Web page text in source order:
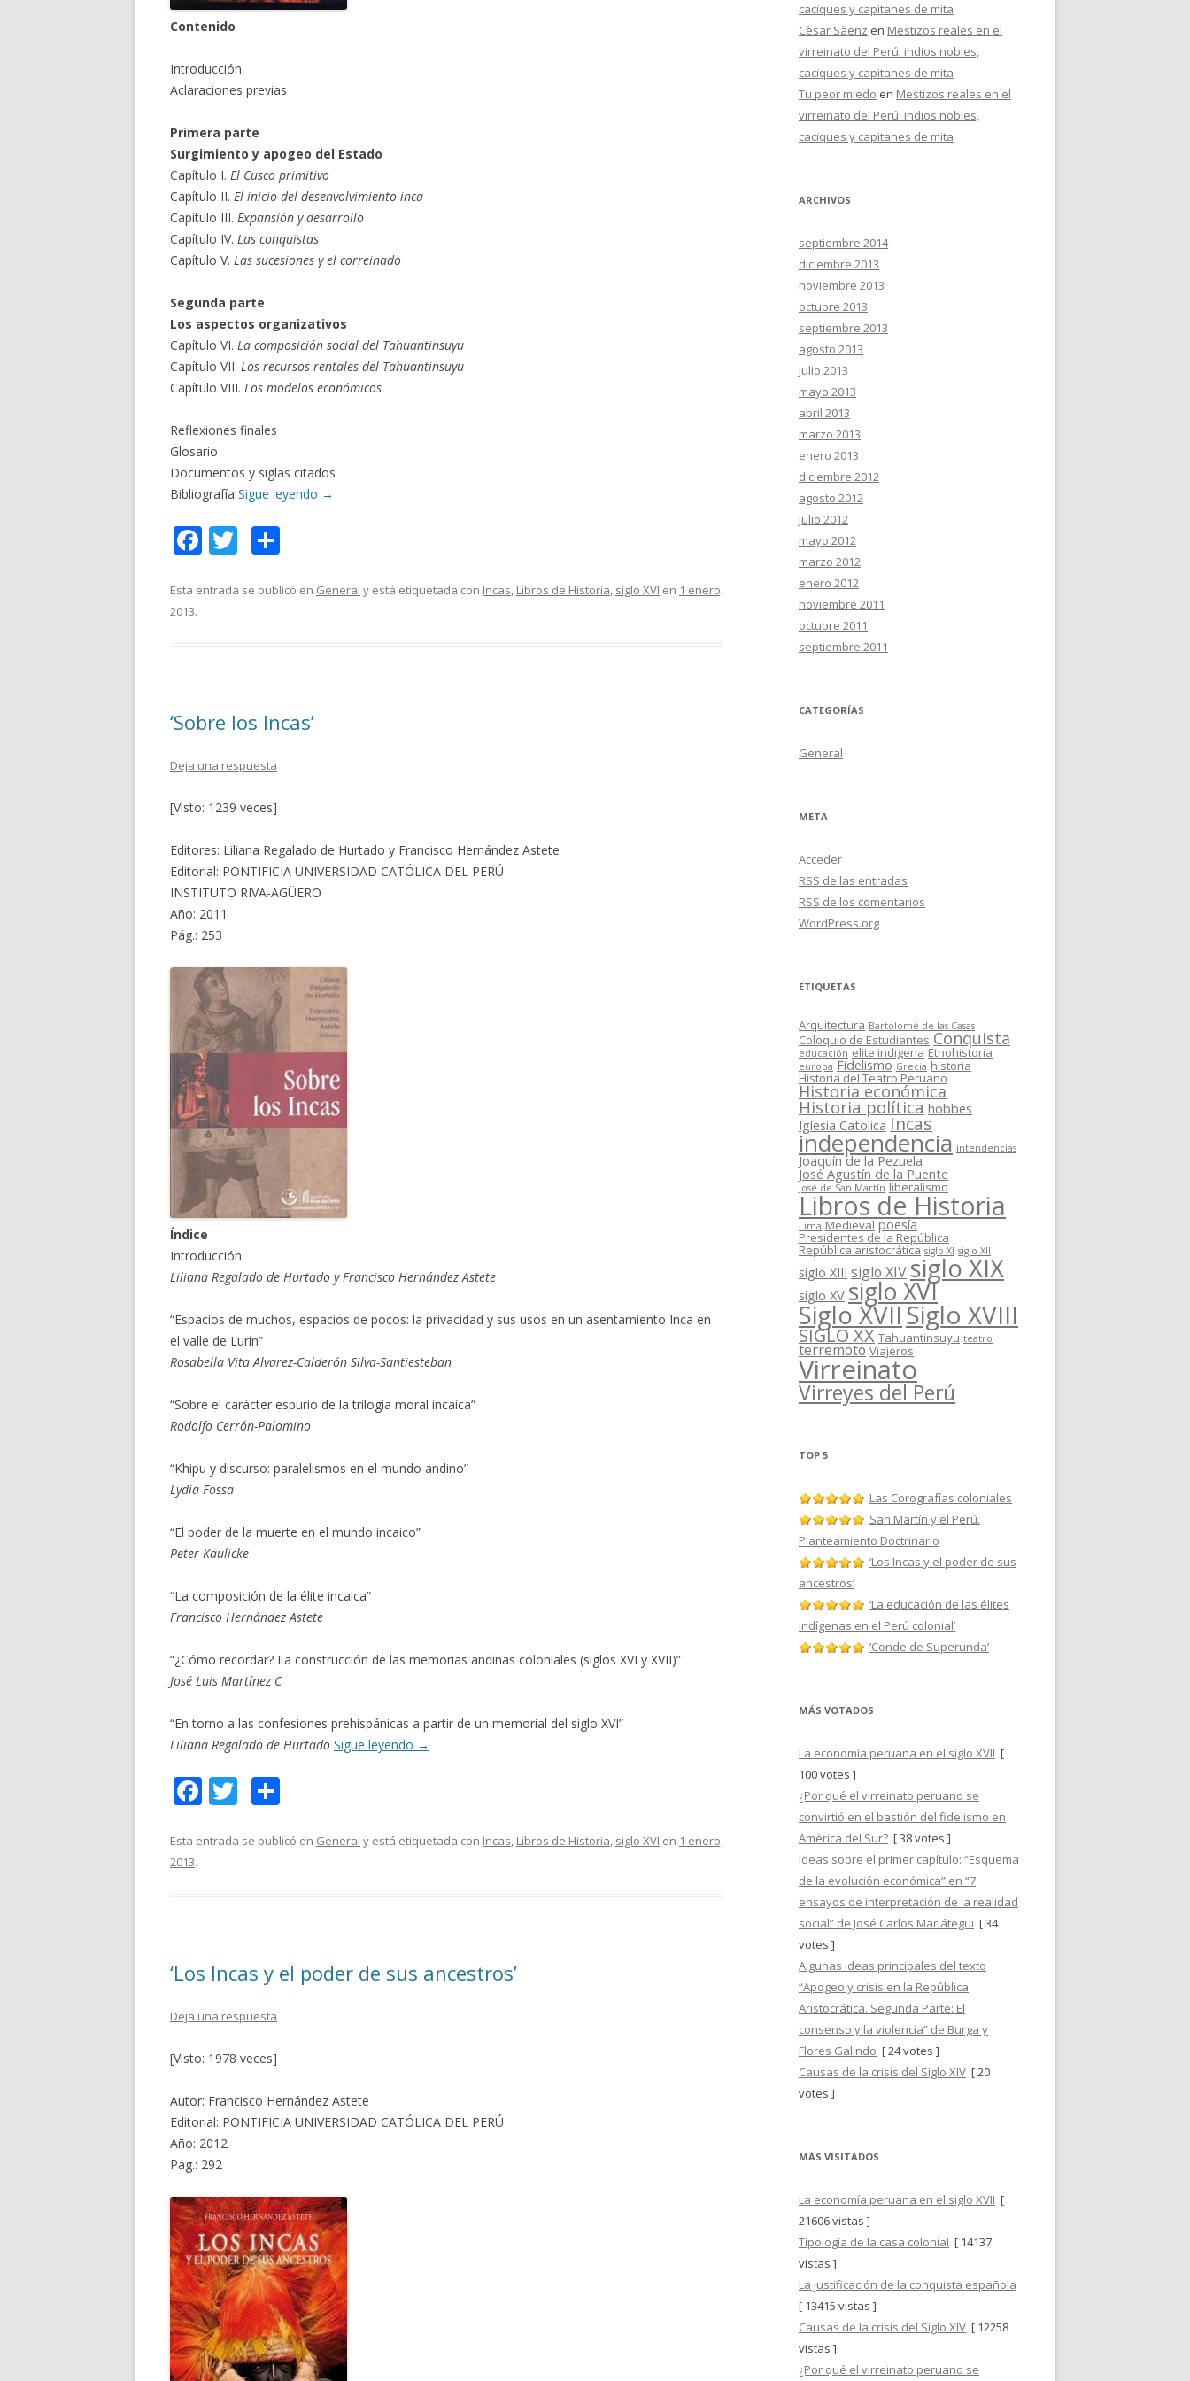
Contenido
Introducción
Aclaraciones previas
Primera parte
Surgimiento y apogeo del Estado
Capítulo I. El Cusco primitivo
Capítulo II. El inicio del desenvolvimiento inca
Capítulo III. Expansión y desarrollo
Capítulo IV. Las conquistas
Capítulo V. Las sucesiones y el correinado
Segunda parte
Los aspectos organizativos
Capítulo VI. La composición social del Tahuantinsuyu
Capítulo VII. Los recursos rentales del Tahuantinsuyu
Capítulo VIII. Los modelos económicos
Reflexiones finales
Glosario
Documentos y siglas citados
Bibliografía Sigue leyendo →
F
e
k
T
itt m
r
Esta entrada se publicó en General y está etiquetada con Incas, Libros de Historia, siglo XVI en 1 enero,
2013.
‘Sobre los Incas’
Deja una respuesta
[Visto: 1239 veces]
Editores: Liliana Regalado de Hurtado y Francisco Hernández Astete
Editorial: PONTIFICIA UNIVERSIDAD CATÓLICA DEL PERÚ
INSTITUTO RIVA-AGÜERO
Año: 2011
Pág.: 253
Índice
Introducción
Liliana Regalado de Hurtado y Francisco Hernández Astete
“Espacios de muchos, espacios de pocos: la privacidad y sus usos en un asentamiento Inca en
el valle de Lurín”
Rosabella Vita Alvarez-Calderón Silva-Santiesteban
“Sobre el carácter espurio de la trilogía moral incaica”
Rodolfo Cerrón-Palomino
“Khipu y discurso: paralelismos en el mundo andino”
Lydia Fossa
“El poder de la muerte en el mundo incaico”
Peter Kaulicke
“La composición de la élite incaica”
Francisco Hernández Astete
“¿Cómo recordar? La construcción de las memorias andinas coloniales (siglos XVI y XVII)”
José Luis Martínez C
“En torno a las confesiones prehispánicas a partir de un memorial del siglo XVI”
Liliana Regalado de Hurtado Sigue leyendo →
F
e
k
T
itt m
r
Esta entrada se publicó en General y está etiquetada con Incas, Libros de Historia, siglo XVI en 1 enero,
2013.
‘Los Incas y el poder de sus ancestros’
Deja una respuesta
[Visto: 1978 veces]
Autor: Francisco Hernández Astete
Editorial: PONTIFICIA UNIVERSIDAD CATÓLICA DEL PERÚ
Año: 2012
Pág.: 292
caciques y capitanes de mita
Cèsar Sàenz en Mestizos reales en el
virreinato del Perú: indios nobles,
caciques y capitanes de mita
Tu peor miedo en Mestizos reales en el
virreinato del Perú: indios nobles,
caciques y capitanes de mita
ARCHIVOS
septiembre 2014
diciembre 2013
noviembre 2013
octubre 2013
septiembre 2013
agosto 2013
julio 2013
mayo 2013
abril 2013
marzo 2013
enero 2013
diciembre 2012
agosto 2012
julio 2012
mayo 2012
marzo 2012
enero 2012
noviembre 2011
octubre 2011
septiembre 2011
CATEGORÍAS
General
META
Acceder
RSS de las entradas
RSS de los comentarios
WordPress.org
ETIQUETAS
Arquitectura Bartolomé de las Casas
Coloquio de Estudiantes Conquista
educación elite indigena Etnohistoria
europa Fidelismo Grecia historia
Historia del Teatro Peruano
Historia económica
Historia política hobbes
Iglesia Catolica Incas
independencia intendencias
Joaquín de la Pezuela
José Agustín de la Puente
José de San Martín liberalismo
Libros de Historia
Lima Medieval poesía
Presidentes de la República
República aristocrática siglo XI siglo XII
siglo XIII siglo XIVsiglo XIX
siglo XV siglo XVI
Siglo XVIISiglo XVIII
SIGLO XX Tahuantinsuyu teatro
terremoto Viajeros
Virreinato
Virreyes del Perú
TOP 5
Las Corografías coloniales
San Martín y el Perú.
Planteamiento Doctrinario
‘Los Incas y el poder de sus
ancestros’
‘La educación de las élites
indígenas en el Perú colonial’
‘Conde de Superunda’
MÁS VOTADOS
La economía peruana en el siglo XVII [
100 votes ]
¿Por qué el virreinato peruano se
convirtió en el bastión del fidelismo en
América del Sur? [ 38 votes ]
Ideas sobre el primer capítulo: “Esquema
de la evolución económica” en “7
ensayos de interpretación de la realidad
social” de José Carlos Mariátegui [ 34
votes ]
Algunas ideas principales del texto
“Apogeo y crisis en la República
Aristocrática. Segunda Parte: El
consenso y la violencia” de Burga y
Flores Galindo [ 24 votes ]
Causas de la crisis del Siglo XIV [ 20
votes ]
MÁS VISITADOS
La economía peruana en el siglo XVII [
21606 vistas ]
Tipología de la casa colonial [ 14137
vistas ]
La justificación de la conquista española
[ 13415 vistas ]
Causas de la crisis del Siglo XIV [ 12258
vistas ]
¿Por qué el virreinato peruano se